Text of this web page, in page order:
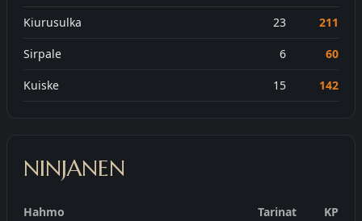
Kiurusulka 23 211
Sirpale 6 60
Kuiske 15 142
NINJANEN
Hahmo Tarinat KP